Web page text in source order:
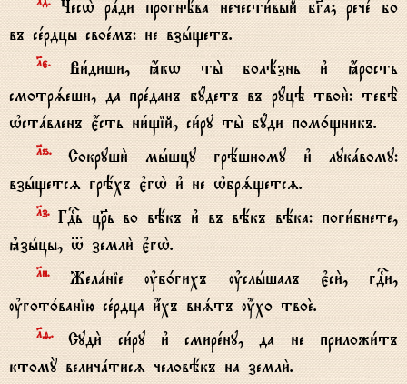
Чесw2 рaди прогнёва нечести1вый бGа; речe бо
въ сeрдцы своeмъ: не взhщетъ.
lє.Ви1диши, ћкw ты2 болёзнь и3 ћрость
смотрsеши, да прeданъ бyдетъ въ рyцэ твои2: тебЁ
њстaвленъ є4сть ни1щій, си1ру ты2 бyди пом0щникъ.
lѕ.Сокруши2 мhшцу грёшному и3 лукaвому:
взhщетсz грёхъ є3гw2 и3 не њбрsщетсz.
lз.ГDь цRь во вёкъ и3 въ вёкъ вёка: поги1бнете,
kзhцы, t земли2 є3гw2.
lи.Желaніе ўб0гихъ ўслhшалъ є3си2, гDи,
ўгот0ванію сeрдца и4хъ внsтъ ќхо твоE.
lf.Суди2 си1ру и3 смирeну, да не приложи1тъ
ктомY величaтисz человёкъ на земли2.